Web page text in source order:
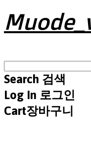
Search 검색
Log In 로그인
Cart장바구니